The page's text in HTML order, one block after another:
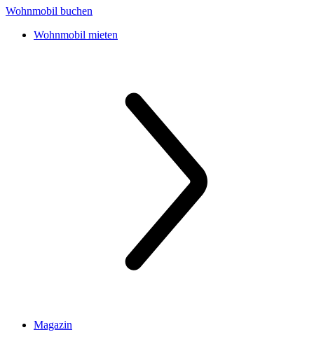
Wohnmobil buchen
Wohnmobil mieten
Magazin